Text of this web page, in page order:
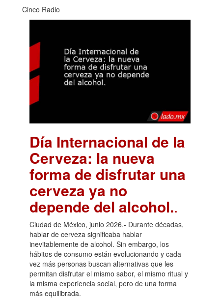
Cinco Radio
Día Internacional de la
Cerveza: la nueva
forma de disfrutar una
cerveza ya no
depende del alcohol..
Ciudad de México, junio 2026.- Durante décadas,
hablar de cerveza significaba hablar
inevitablemente de alcohol. Sin embargo, los
hábitos de consumo están evolucionando y cada
vez más personas buscan alternativas que les
permitan disfrutar el mismo sabor, el mismo ritual y
la misma experiencia social, pero de una forma
más equilibrada.